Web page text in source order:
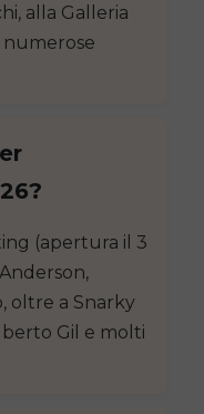
alla Galleria
numerose
(apertura il 3
oltre a Snarky
Gil e molti